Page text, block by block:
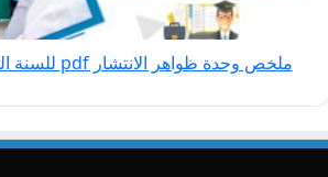
ملخص وحدة ظواهر الانتشار pdf للسنة الثالثة ثانوي - علمي